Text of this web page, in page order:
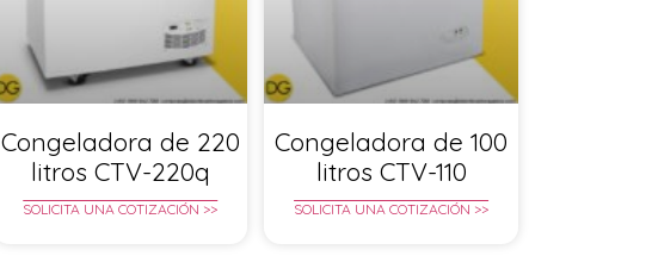
Congeladora de 220
litros CTV-220q
SOLICITA UNA COTIZACIÓN >>
Congeladora de 100
litros CTV-110
SOLICITA UNA COTIZACIÓN >>